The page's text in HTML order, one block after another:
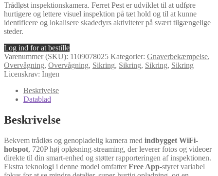
Trådløst inspektionskamera. Ferret Pest er udviklet til at udføre
hurtigere og lettere visuel inspektion på tæt hold og til at kunne
identificere og lokalisere skadedyrs aktiviteter på svært tilgængelige
steder.
Log ind for at bestille
Varenummer (SKU): 1109078025 Kategorier: Gnaverbekæmpelse,
Overvågning, Overvågning, Sikring, Sikring, Sikring, Sikring
Licenskrav: Ingen
Beskrivelse
Datablad
Beskrivelse
Bekvem trådløs og genopladelig kamera med indbygget WiFi-
hotspot, 720P høj opløsning-streaming, der leverer fotos og videoer
direkte til din smart-enhed og støtter rapporteringen af inspektionen.
Ekstra teknologi i denne model omfatterFree App-styret variabel